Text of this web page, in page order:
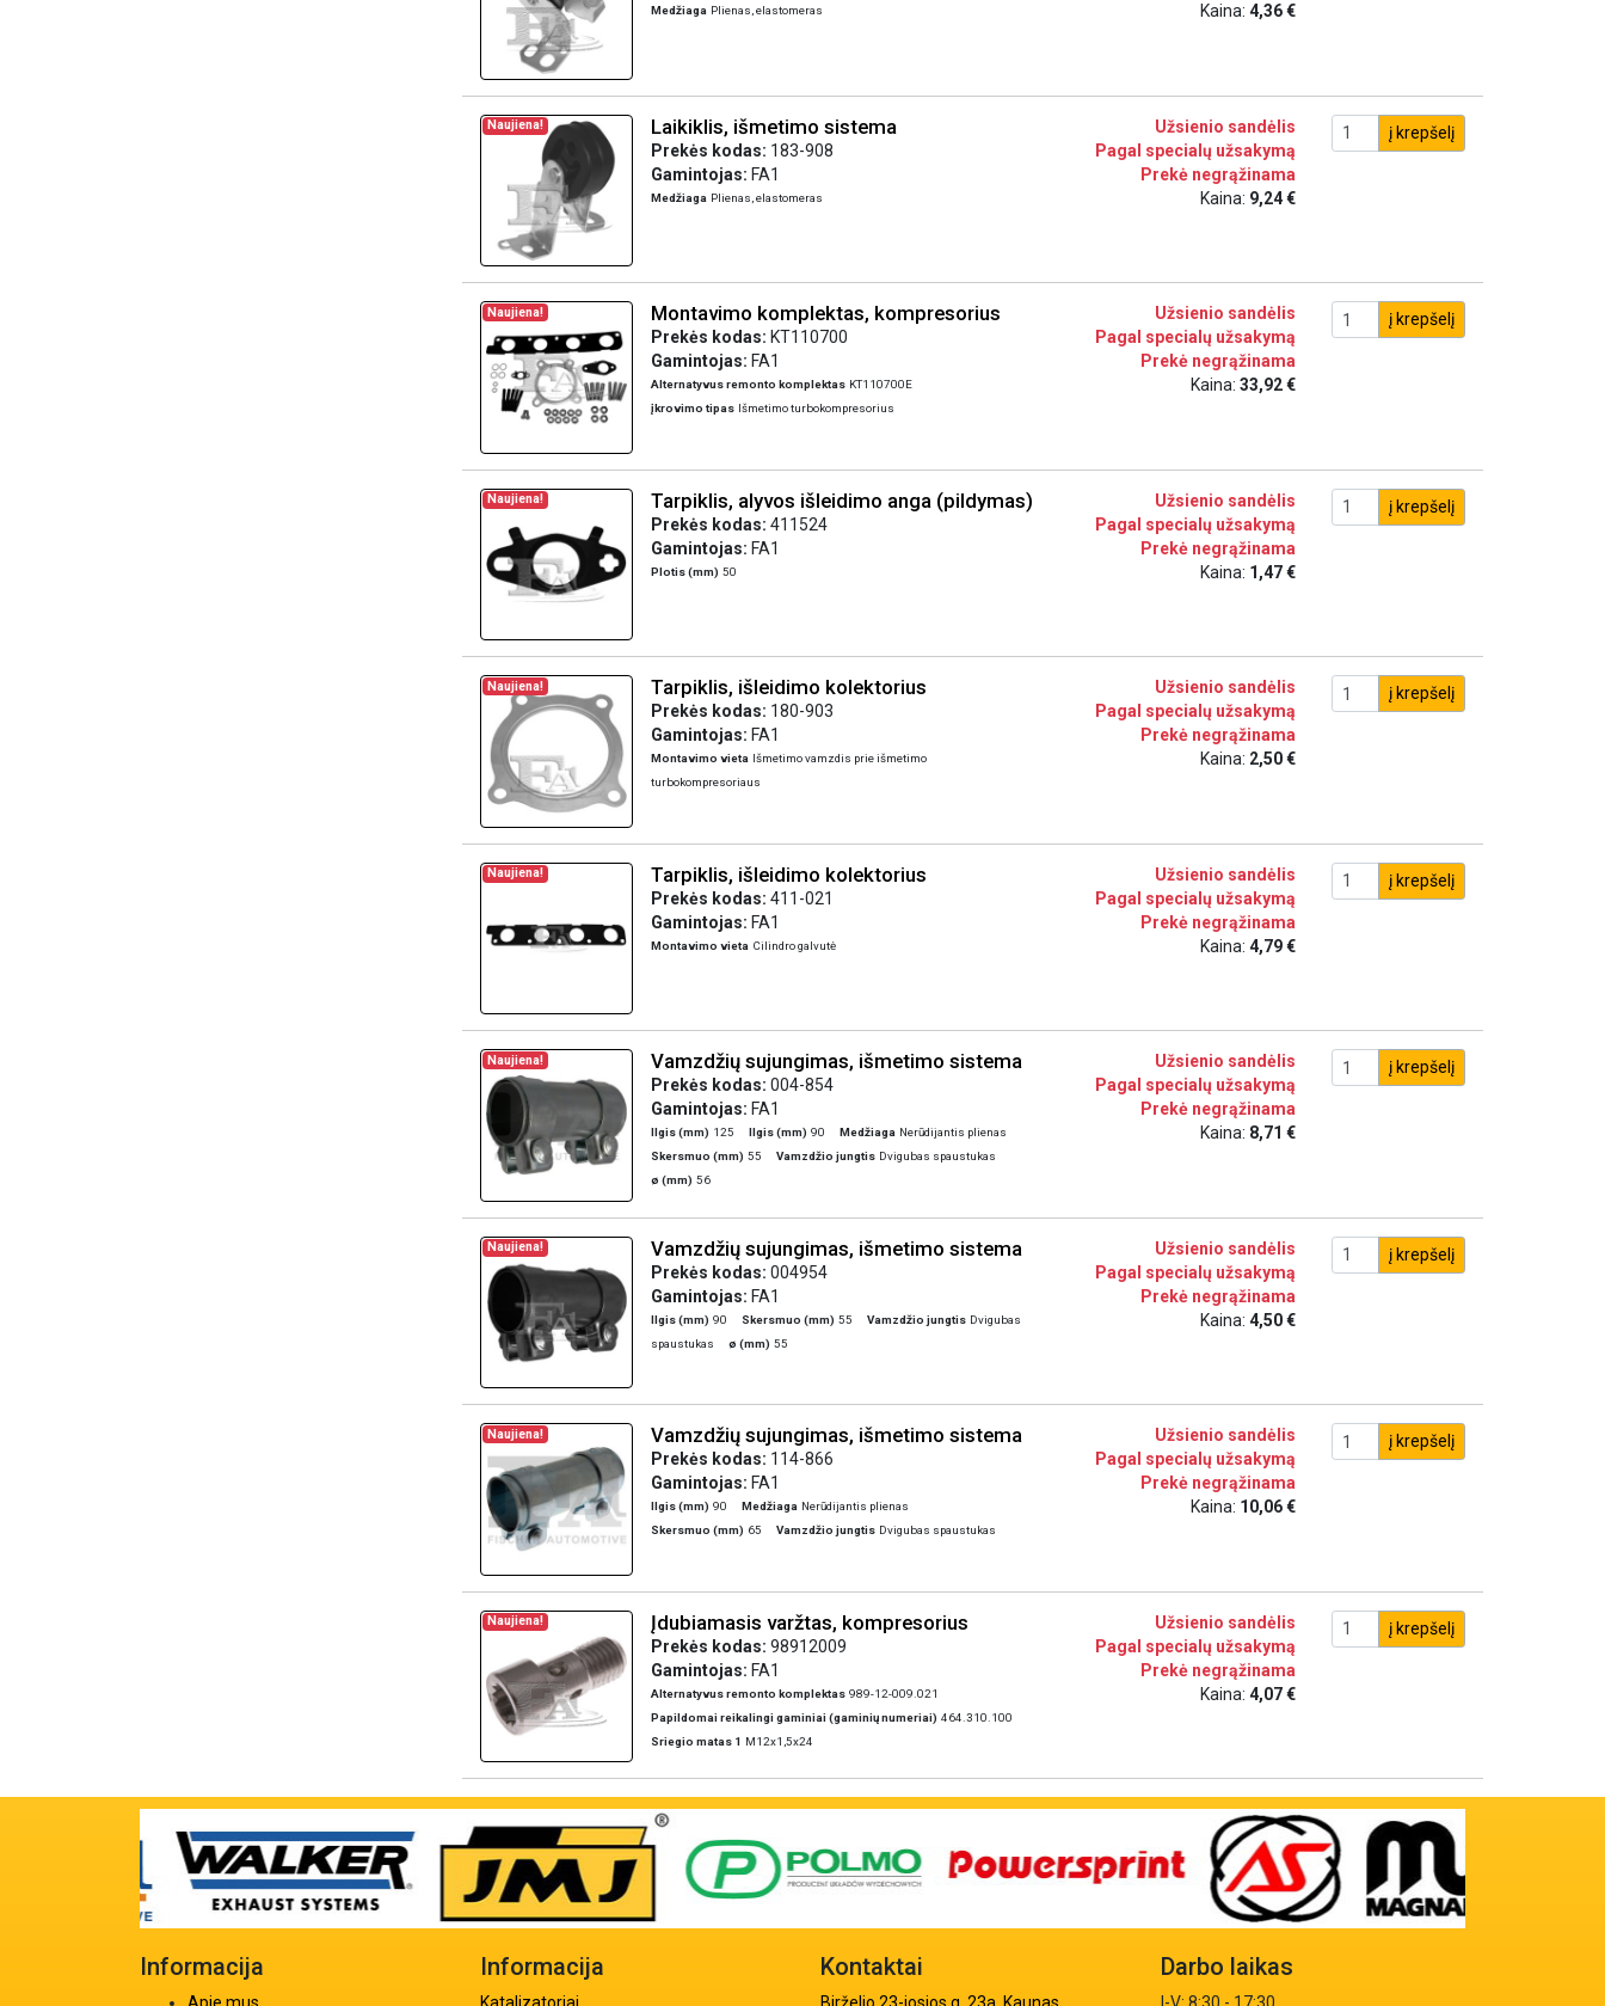
Medžiaga Plienas, elastomeras
Kaina: 4,36 €
Naujiena! Laikiklis, išmetimo sistema
Prekės kodas: 183-908
Gamintojas: FA1
Medžiaga Plienas, elastomeras
Užsienio sandėlis
Pagal specialų užsakymą
Prekė negrąžinama
Kaina: 9,24 €
į krepšelį
Naujiena! Montavimo komplektas, kompresorius
Prekės kodas: KT110700
Gamintojas: FA1
Alternatyvus remonto komplektas KT110700E
įkrovimo tipas Išmetimo turbokompresorius
Užsienio sandėlis
Pagal specialų užsakymą
Prekė negrąžinama
Kaina: 33,92 €
į krepšelį
Naujiena! Tarpiklis, alyvos išleidimo anga (pildymas)
Prekės kodas: 411524
Gamintojas: FA1
Plotis (mm) 50
Užsienio sandėlis
Pagal specialų užsakymą
Prekė negrąžinama
Kaina: 1,47 €
į krepšelį
Naujiena! Tarpiklis, išleidimo kolektorius
Prekės kodas: 180-903
Gamintojas: FA1
Montavimo vieta Išmetimo vamzdis prie išmetimo
turbokompresoriaus
Užsienio sandėlis
Pagal specialų užsakymą
Prekė negrąžinama
Kaina: 2,50 €
į krepšelį
Naujiena! Tarpiklis, išleidimo kolektorius
Prekės kodas: 411-021
Gamintojas: FA1
Montavimo vieta Cilindro galvutė
Užsienio sandėlis
Pagal specialų užsakymą
Prekė negrąžinama
Kaina: 4,79 €
į krepšelį
Naujiena! Vamzdžių sujungimas, išmetimo sistema
Prekės kodas: 004-854
Gamintojas: FA1
Ilgis (mm) 125 Ilgis (mm) 90 Medžiaga Nerūdijantis plienas
Skersmuo (mm) 55 Vamzdžio jungtis Dvigubas spaustukas
ø (mm) 56
Užsienio sandėlis
Pagal specialų užsakymą
Prekė negrąžinama
Kaina: 8,71 €
į krepšelį
Naujiena! Vamzdžių sujungimas, išmetimo sistema
Prekės kodas: 004954
Gamintojas: FA1
Ilgis (mm) 90 Skersmuo (mm) 55 Vamzdžio jungtis Dvigubas
spaustukas
ø (mm) 55
Užsienio sandėlis
Pagal specialų užsakymą
Prekė negrąžinama
Kaina: 4,50 €
į krepšelį
Naujiena! Vamzdžių sujungimas, išmetimo sistema
Prekės kodas: 114-866
Gamintojas: FA1
Ilgis (mm) 90 Medžiaga Nerūdijantis plienas
Skersmuo (mm) 65 Vamzdžio jungtis Dvigubas spaustukas
Užsienio sandėlis
Pagal specialų užsakymą
Prekė negrąžinama
Kaina: 10,06 €
į krepšelį
Naujiena! Įdubiamasis varžtas, kompresorius
Prekės kodas: 98912009
Gamintojas: FA1
Alternatyvus remonto komplektas 989-12-009.021
Papildomai reikalingi gaminiai (gaminių numeriai) 464.310.100
Sriegio matas 1 M12x1,5x24
Užsienio sandėlis
Pagal specialų užsakymą
Prekė negrąžinama
Kaina: 4,07 €
į krepšelį
Informacija Informacija Kontaktai Darbo laikas